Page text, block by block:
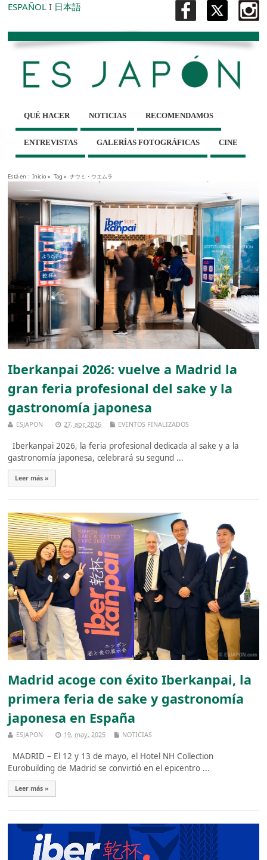
ESPAÑOL I 日本語
QUÉ HACER NOTICIAS RECOMENDAMOS
ENTREVISTAS GALERÍAS FOTOGRÁFICAS CINE
Está en : Inicio» Tag » ナウミ・ウエムラ
Iberkanpai 2026: vuelve a Madrid la
gran feria profesional del sake y la
gastronomía japonesa
ESJAPON 27, abr, 2026 EVENTOS FINALIZADOS
Iberkanpai 2026, la feria profesional dedicada al sake y a la
gastronomía japonesa, celebrará su segund ...
Leer más »
Madrid acoge con éxito Iberkanpai, la
primera feria de sake y gastronomía
japonesa en España
ESJAPON 19, may, 2025 NOTICIAS
MADRID – El 12 y 13 de mayo, el Hotel NH Collection
Eurobuilding de Madrid se convirtió en el epicentro ...
Leer más »